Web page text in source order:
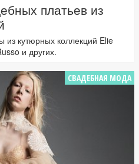
платьев из
кутюрных коллекций Elie
и других.
СВАДЕБНАЯ МОДА